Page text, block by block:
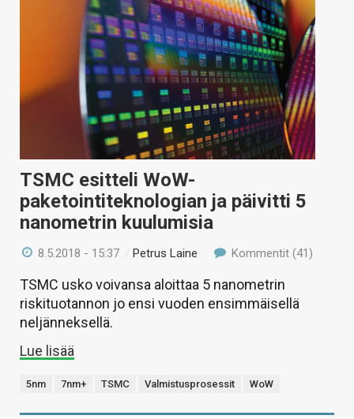
VAIHDA TEEMA
HAKU
TSMC esitteli WoW-
paketointiteknologian ja päivitti 5
nanometrin kuulumisia
8.5.2018 - 15:37 /Petrus Laine Kommentit (41)
TSMC usko voivansa aloittaa 5 nanometrin
riskituotannon jo ensi vuoden ensimmäisellä
neljänneksellä.
Lue lisää
5nm 7nm+ TSMC Valmistusprosessit WoW